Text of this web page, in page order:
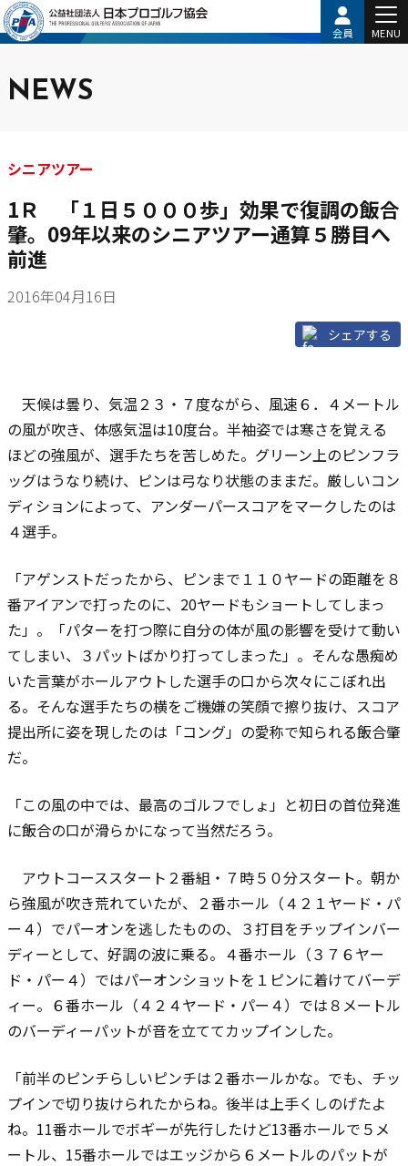
会員 MENU
NEWS
シニアツアー
1Ｒ 「１日５０００歩」効果で復調の飯合
肇。09年以来のシニアツアー通算５勝目へ
前進
2016年04月16日
シェアする
天候は曇り、気温２３・７度ながら、風速６．４メートル
の風が吹き、体感気温は10度台。半袖姿では寒さを覚える
ほどの強風が、選手たちを苦しめた。グリーン上のピンフラ
ッグはうなり続け、ピンは弓なり状態のままだ。厳しいコン
ディションによって、アンダーパースコアをマークしたのは
４選手。
「アゲンストだったから、ピンまで１１０ヤードの距離を８
番アイアンで打ったのに、20ヤードもショートしてしまっ
た」。「パターを打つ際に自分の体が風の影響を受けて動い
てしまい、３パットばかり打ってしまった」。そんな愚痴め
いた言葉がホールアウトした選手の口から次々にこぼれ出
る。そんな選手たちの横をご機嫌の笑顔で擦り抜け、スコア
提出所に姿を現したのは「コング」の愛称で知られる飯合肇
だ。
「この風の中では、最高のゴルフでしょ」と初日の首位発進
に飯合の口が滑らかになって当然だろう。
アウトコーススタート２番組・７時５０分スタート。朝か
ら強風が吹き荒れていたが、２番ホール（４２１ヤード・パ
ー４）でパーオンを逃したものの、３打目をチップインバー
ディーとして、好調の波に乗る。４番ホール（３７６ヤー
ド・パー４）ではパーオンショットを１ピンに着けてバーデ
ィー。６番ホール（４２４ヤード・パー４）では８メートル
のバーディーパットが音を立ててカップインした。
「前半のピンチらしいピンチは２番ホールかな。でも、チッ
プインで切り抜けられたからね。後半は上手くしのげたよ
ね。11番ホールでボギーが先行したけど13番ホールで５メ
ートル、15番ホールではエッジから６メートルのパットが